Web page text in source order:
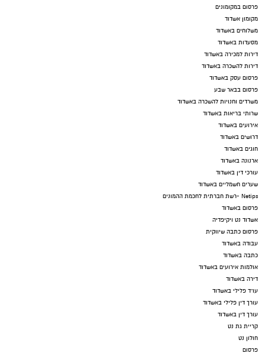
פרסום במקומונים
מקומון אשדוד
משלוחים באשדוד
מסעדות באשדוד
דירות למכירה באשדוד
דירות להשכרה באשדוד
פרסום עסק באשדוד
פרסום בבאר שבע
משרדים וחנויות להשכרה באשדוד
שרותי בריאות באשדוד
אירועים באשדוד
דרושים באשדוד
חוגים באשדוד
ארנונה באשדוד
עורכי דין באשדוד
שערים חשמליים באשדוד
Netips -רשת חברתית לחכמת ההמונים
פרסום באשדוד
אשדוד נט ויקיפדיה
פרסום כתבה שיווקית
עבודה באשדוד
כתבה באשדוד
אולמות אירועים באשדוד
דירה באשדוד
עו"ד פלילי באשדוד
עורך דין פלילי באשדוד
עורך דין באשדוד
קריית גת נט
חולון נט
פרסום